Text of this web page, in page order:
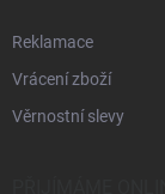
Reklamace
Vrácení zboží
Věrnostní slevy